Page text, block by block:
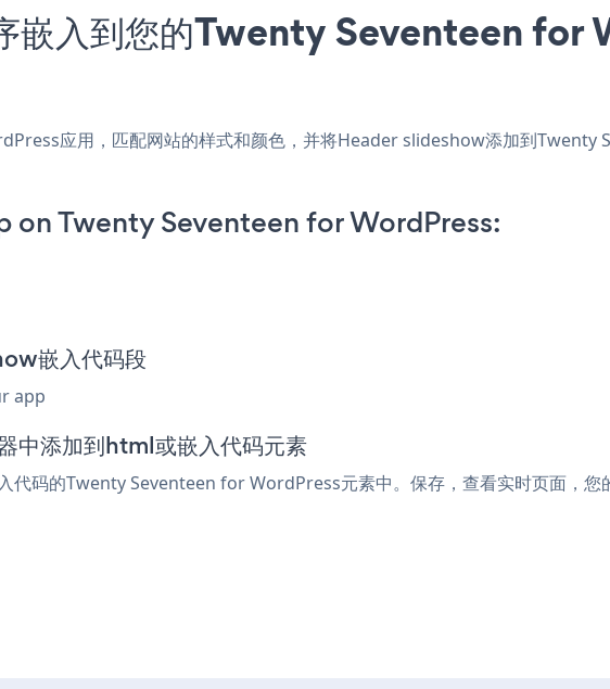
入到您的Twenty Seventeen for
应用，匹配网站的样式和颜色，并将Header slideshow添加到Twenty
on Twenty Seventeen for WordPress:
嵌入代码段
app
添加到html或嵌入代码元素
码的Twenty Seventeen for WordPress元素中。保存，查看实时页面，您